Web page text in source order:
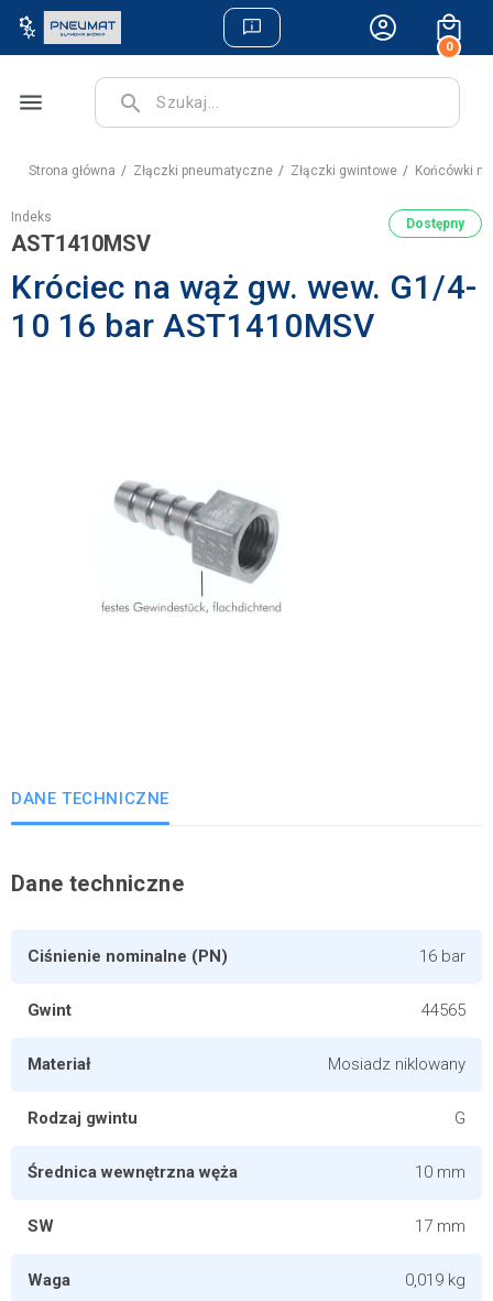
0
menu search
Strona główna Złączki pneumatyczne Złączki gwintowe Końcówki
Indeks
AST1410MSV
Dostępny
Króciec na wąż gw. wew. G1/4-
10 16 bar AST1410MSV
DANE TECHNICZNE
Dane techniczne
Ciśnienie nominalne (PN) 16 bar
Gwint 44565
Materiał Mosiadz niklowany
Rodzaj gwintu G
Średnica wewnętrzna węża 10 mm
SW 17 mm
Waga 0,019 kg